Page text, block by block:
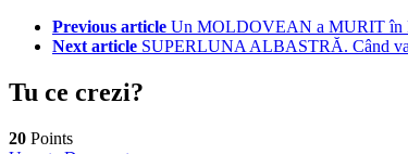
Previous article Un MOLDOVEAN a MURIT în
Next article SUPERLUNA ALBASTRĂ. Când va
Tu ce crezi?
20 Points